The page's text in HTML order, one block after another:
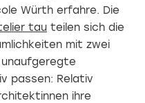
Würth erfahre. Die
tau teilen sich die
mit zwei
unaufgeregte
passen: Relativ
ihre